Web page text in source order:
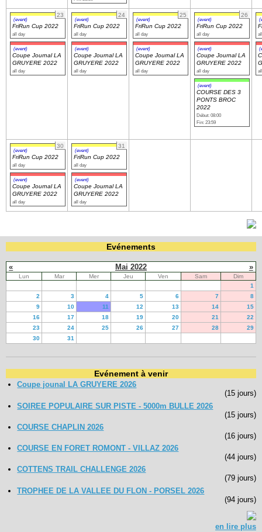
23
(event)
FriRun Cup 2022
all day
(event)
Coupe Journal LA
GRUYERE 2022
all day
24
(event)
FriRun Cup 2022
all day
(event)
Coupe Journal LA
GRUYERE 2022
all day
25
(event)
FriRun Cup 2022
all day
(event)
Coupe Journal LA
GRUYERE 2022
all day
26
(event)
FriRun Cup 2022
all day
(event)
Coupe Journal LA
GRUYERE 2022
all day
(event)
COURSE DES 3
PONTS BROC
2022
Début: 08:00
Fin: 23:59
30
(event)
FriRun Cup 2022
all day
(event)
Coupe Journal LA
GRUYERE 2022
all day
31
(event)
FriRun Cup 2022
all day
(event)
Coupe Journal LA
GRUYERE 2022
all day
Evénements
« Mai 2022 »
Lun Mar Mer Jeu Ven Sam
Dim
1
2
3 4 5 6 7
8
9
10 11 12 13 14
15
16
17 18 19 20 21
22
23
24 25 26 27 28
29
30
31
Evénement à venir
Coupe jounal LA GRUYERE 2026
(15 jours)
SOIREE POPULAIRE SUR PISTE - 5000m BULLE 2026
(15 jours)
COURSE CHAPLIN 2026
(16 jours)
COURSE EN FORET ROMONT - VILLAZ 2026
(44 jours)
COTTENS TRAIL CHALLENGE 2026
(79 jours)
TROPHEE DE LA VALLEE DU FLON - PORSEL 2026
(94 jours)
en lire plus